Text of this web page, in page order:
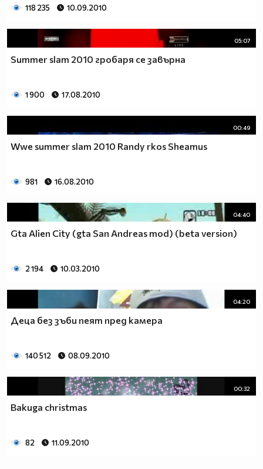
118 235 10.09.2010
05:07
Summer slam 2010 гробаря се завърна
1 900 17.08.2010
00:49
Wwe summer slam 2010 Randy rkos Sheamus
981 16.08.2010
04:40
Gta Alien City (gta San Andreas mod) (beta version)
2 194 10.03.2010
04:20
Деца без зъби пеят пред камера
140 512 08.09.2010
00:32
Bakuga christmas
82 11.09.2010